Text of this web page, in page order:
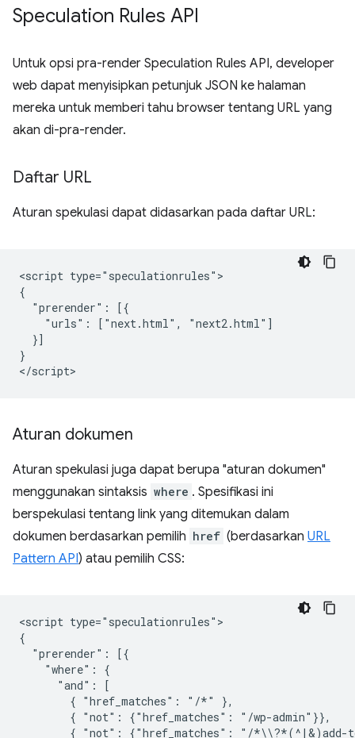
Speculation Rules API
Untuk opsi pra-render Speculation Rules API, developer
web dapat menyisipkan petunjuk JSON ke halaman
mereka untuk memberi tahu browser tentang URL yang
akan di-pra-render.
Daftar URL
Aturan spekulasi dapat didasarkan pada daftar URL:
<script type="speculationrules">
{
  "prerender": [{
    "urls": ["next.html", "next2.html"]
  }]
}
Aturan dokumen
Aturan spekulasi juga dapat berupa "aturan dokumen"
menggunakan sintaksis where . Spesifikasi ini
berspekulasi tentang link yang ditemukan dalam
dokumen berdasarkan pemilih href (berdasarkan URL
Pattern API) atau pemilih CSS:
<script type="speculationrules">
{
  "prerender": [{
    "where": {
      "and": [
        { "href_matches": "/*" },
        { "not": {"href_matches": "/wp-admin"}},
{ "not": {"href_matches": "/*\\?*(^|&)add-